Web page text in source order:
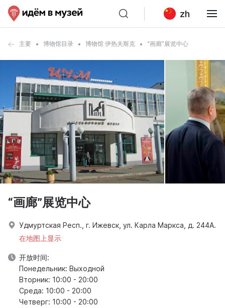
zh
主要 博物馆目录 博物馆 伊热夫斯克 “画廊”展览中心
“画廊”展览中心
Удмуртская Респ., г. Ижевск, ул. Карла Маркса, д. 244А.
在地图上显示
开放时间:
Понедельник: Выходной
Вторник: 10:00 - 20:00
Среда: 10:00 - 20:00
Четверг: 10:00 - 20:00